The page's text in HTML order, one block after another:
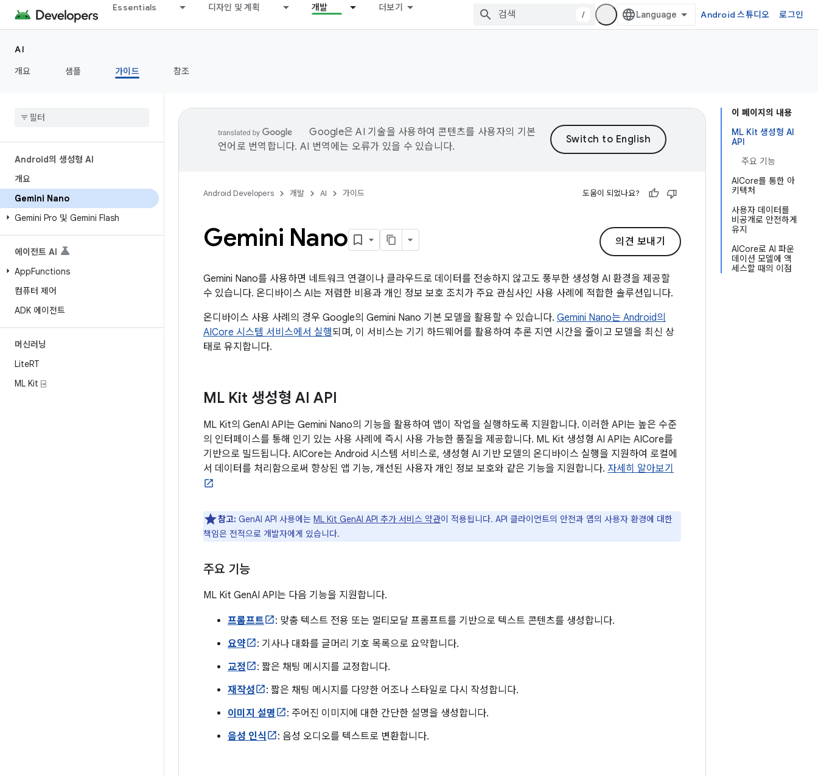
Essentials 디자인 및 계획 개발 더보기
/ Android 스튜디오 로그인
AI
개요
샘플 가이드 참조
Android의 생성형 AI
개요
Gemini Nano
Gemini Pro 및 Gemini Flash
에이전트 AI
AppFunctions
컴퓨터 제어
ADK 에이전트
머신러닝
LiteRT
ML Kit ⍈
이 페이지의 내용
ML Kit 생성형 AI
API
주요 기능
AICore를 통한 아
키텍처
사용자 데이터를
비공개로 안전하게
유지
AICore로 AI 파운
데이션 모델에 액
세스할 때의 이점
Google은 AI 기술을 사용하여 콘텐츠를 사용자의 기본
언어로 번역합니다. AI 번역에는 오류가 있을 수 있습니다.
Android Developers 개발 AI 가이드 도움이 되었나요?
의견 보내기
Gemini Nano
Gemini Nano를 사용하면 네트워크 연결이나 클라우드로 데이터를 전송하지 않고도 풍부한 생성형 AI 환경을 제공할
수 있습니다. 온디바이스 AI는 저렴한 비용과 개인 정보 보호 조치가 주요 관심사인 사용 사례에 적합한 솔루션입니다.
온디바이스 사용 사례의 경우 Google의 Gemini Nano 기본 모델을 활용할 수 있습니다. Gemini Nano는 Android의
AICore 시스템 서비스에서 실행되며, 이 서비스는 기기 하드웨어를 활용하여 추론 지연 시간을 줄이고 모델을 최신 상
태로 유지합니다.
ML Kit 생성형 AI API
ML Kit의 GenAI API는 Gemini Nano의 기능을 활용하여 앱이 작업을 실행하도록 지원합니다. 이러한 API는 높은 수준
의 인터페이스를 통해 인기 있는 사용 사례에 즉시 사용 가능한 품질을 제공합니다. ML Kit 생성형 AI API는 AICore를
기반으로 빌드됩니다. AICore는 Android 시스템 서비스로, 생성형 AI 기반 모델의 온디바이스 실행을 지원하여 로컬에
서 데이터를 처리함으로써 향상된 앱 기능, 개선된 사용자 개인 정보 보호와 같은 기능을 지원합니다. 자세히 알아보기
참고: GenAI API 사용에는 ML Kit GenAI API 추가 서비스 약관이 적용됩니다. API 클라이언트의 안전과 앱의 사용자 환경에 대한
책임은 전적으로 개발자에게 있습니다.
주요 기능
ML Kit GenAI API는 다음 기능을 지원합니다.
프롬프트
: 맞춤 텍스트 전용 또는 멀티모달 프롬프트를 기반으로 텍스트 콘텐츠를 생성합니다.
요약
: 기사나 대화를 글머리 기호 목록으로 요약합니다.
교정
: 짧은 채팅 메시지를 교정합니다.
재작성
: 짧은 채팅 메시지를 다양한 어조나 스타일로 다시 작성합니다.
이미지 설명
: 주어진 이미지에 대한 간단한 설명을 생성합니다.
음성 인식
: 음성 오디오를 텍스트로 변환합니다.